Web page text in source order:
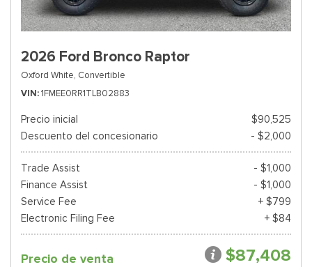
2026 Ford Bronco Raptor
Oxford White, Convertible
VIN 1FMEE0RR1TLB02883
Precio inicial
$90,525
Descuento del concesionario
- $2,000
Trade Assist
- $1,000
Finance Assist
- $1,000
Service Fee
+ $799
Electronic Filing Fee
+ $84
Precio de venta $87,408